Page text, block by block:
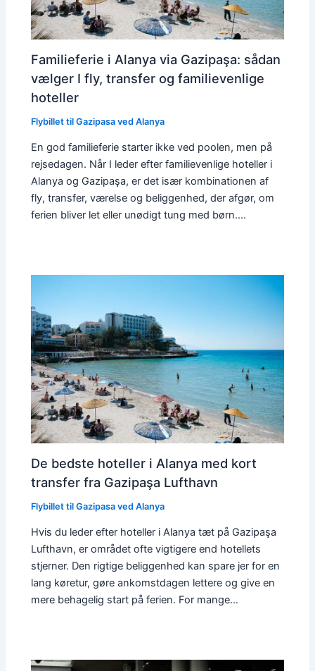
Familieferie i Alanya via Gazipaşa: sådan
vælger I fly, transfer og familievenlige
hoteller
Flybillet til Gazipasa ved Alanya
En god familieferie starter ikke ved poolen, men på
rejsedagen. Når I leder efter familievenlige hoteller i
Alanya og Gazipaşa, er det især kombinationen af
fly, transfer, værelse og beliggenhed, der afgør, om
ferien bliver let eller unødigt tung med børn.…
De bedste hoteller i Alanya med kort
transfer fra Gazipaşa Lufthavn
Flybillet til Gazipasa ved Alanya
Hvis du leder efter hoteller i Alanya tæt på Gazipaşa
Lufthavn, er området ofte vigtigere end hotellets
stjerner. Den rigtige beliggenhed kan spare jer for en
lang køretur, gøre ankomstdagen lettere og give en
mere behagelig start på ferien. For mange…